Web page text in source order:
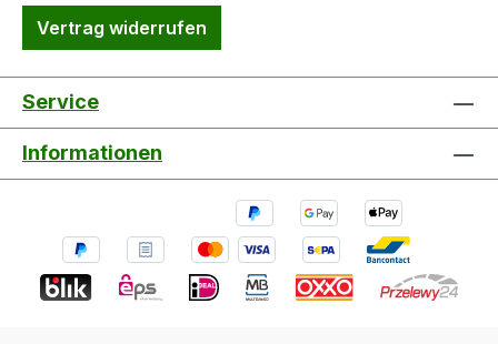
Vertrag widerrufen
Service
Informationen